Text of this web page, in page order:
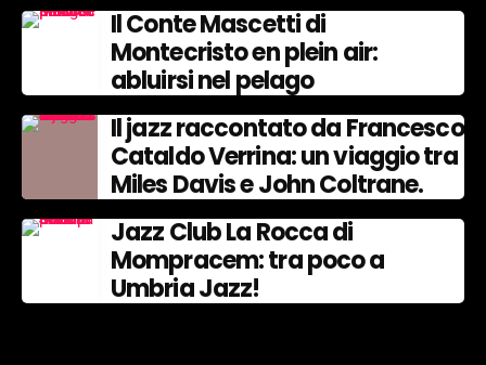
Il Conte Mascetti di
Montecristo en plein air:
abluirsi nel pelago
Il jazz raccontato da Francesco
Cataldo Verrina: un viaggio tra
Miles Davis e John Coltrane.
Jazz Club La Rocca di
Mompracem: tra poco a
Umbria Jazz!